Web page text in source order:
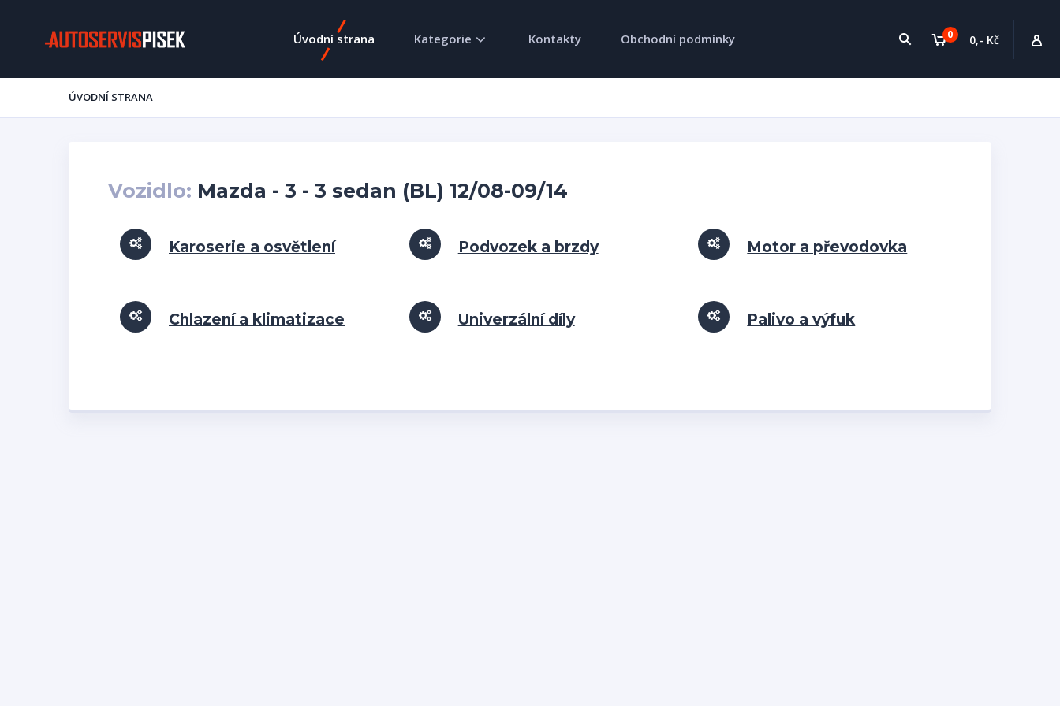
0 0,- Kč
Úvodní strana Kategorie Kontakty Obchodní podmínky
ÚVODNÍ STRANA
Vozidlo: Mazda - 3 - 3 sedan (BL) 12/08-09/14
Karoserie a osvětlení Podvozek a brzdy Motor a převodovka
Chlazení a klimatizace Univerzální díly Palivo a výfuk